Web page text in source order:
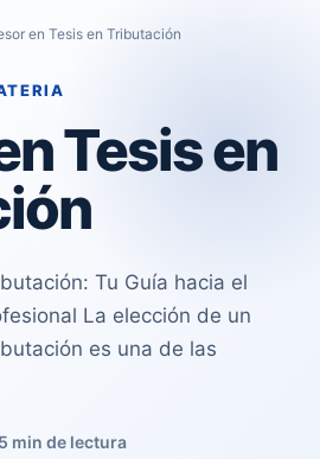
en Tesis en Tributación
Tesis en
Tu Guía hacia el
La elección de un
es una de las
5 min de lectura